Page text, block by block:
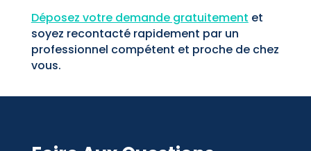
Déposez votre demande gratuitement et
soyez recontacté rapidement par un
professionnel compétent et proche de chez
vous.